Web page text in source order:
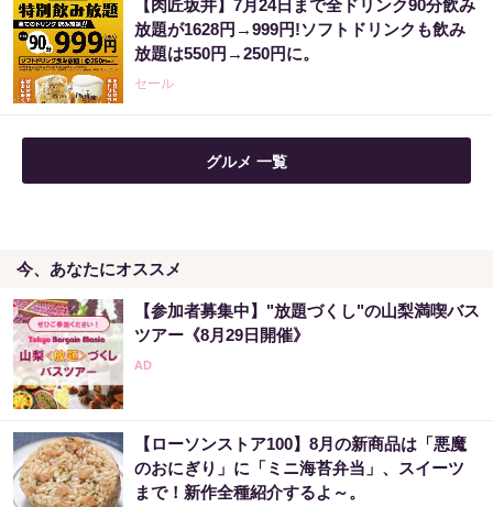
【肉匠坂井】7月24日まで全ドリンク90分飲み
放題が1628円→999円!ソフトドリンクも飲み
放題は550円→250円に。
セール
グルメ 一覧
今、あなたにオススメ
【参加者募集中】"放題づくし"の山梨満喫バス
ツアー《8月29日開催》
【ローソンストア100】8月の新商品は「悪魔
のおにぎり」に「ミニ海苔弁当」、スイーツ
まで！新作全種紹介するよ～。